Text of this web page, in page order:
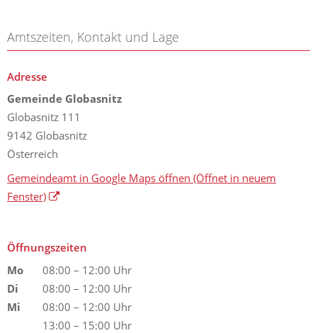
Amtszeiten, Kontakt und Lage
Adresse
Gemeinde Globasnitz
Globasnitz 111
9142 Globasnitz
Österreich
Gemeindeamt in Google Maps öffnen (Öffnet in neuem
Fenster)
Öffnungszeiten
Mo
08:00 – 12:00 Uhr
Di
08:00 – 12:00 Uhr
Mi
08:00 – 12:00 Uhr
13:00 – 15:00 Uhr